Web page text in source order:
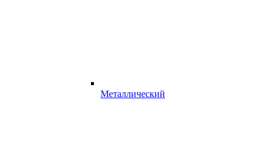
Металлический